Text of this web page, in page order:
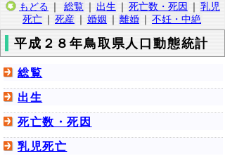
もどる ｜ 総覧 ｜ 出生 ｜ 死亡数・死因 ｜ 乳児
死亡 ｜ 死産 ｜ 婚姻 ｜ 離婚 ｜ 不妊・中絶
平成２８年鳥取県人口動態統計
総覧
出生
死亡数・死因
乳児死亡